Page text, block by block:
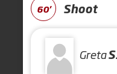
60' Shoot
Greta